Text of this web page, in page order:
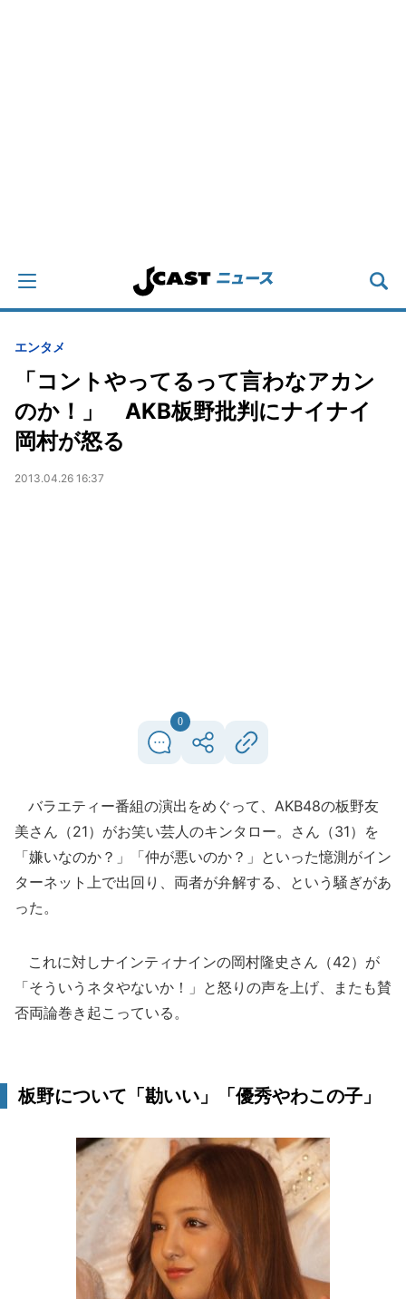
エンタメ
「コントやってるって言わなアカン
のか！」 AKB板野批判にナイナイ
岡村が怒る
2013.04.26 16:37
0
バラエティー番組の演出をめぐって、AKB48の板野友
美さん（21）がお笑い芸人のキンタロー。さん（31）を
「嫌いなのか？」「仲が悪いのか？」といった憶測がイン
ターネット上で出回り、両者が弁解する、という騒ぎがあ
った。
これに対しナインティナインの岡村隆史さん（42）が
「そういうネタやないか！」と怒りの声を上げ、またも賛
否両論巻き起こっている。
板野について「勘いい」「優秀やわこの子」